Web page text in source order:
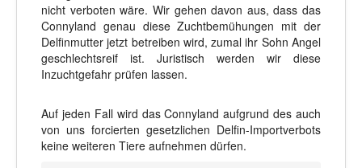
nicht verboten wäre. Wir gehen davon aus, dass das
Connyland genau diese Zuchtbemühungen mit der
Delfinmutter jetzt betreiben wird, zumal ihr Sohn Angel
geschlechtsreif ist. Juristisch werden wir diese
Inzuchtgefahr prüfen lassen.
Auf jeden Fall wird das Connyland aufgrund des auch
von uns forcierten gesetzlichen Delfin-Importverbots
keine weiteren Tiere aufnehmen dürfen.